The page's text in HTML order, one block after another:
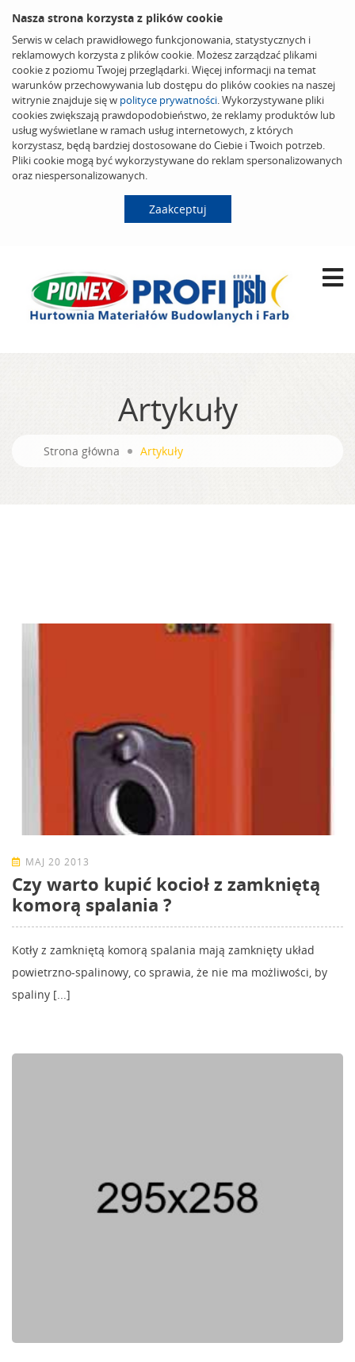
Nasza strona korzysta z plików cookie
Serwis w celach prawidłowego funkcjonowania, statystycznych i
reklamowych korzysta z plików cookie. Możesz zarządzać plikami
cookie z poziomu Twojej przeglądarki. Więcej informacji na temat
warunków przechowywania lub dostępu do plików cookies na naszej
witrynie znajduje się w polityce prywatności. Wykorzystywane pliki
cookies zwiększają prawdopodobieństwo, że reklamy produktów lub
usług wyświetlane w ramach usług internetowych, z których
korzystasz, będą bardziej dostosowane do Ciebie i Twoich potrzeb.
Pliki cookie mogą być wykorzystywane do reklam spersonalizowanych
oraz niespersonalizowanych.
Zaakceptuj
Artykuły
Strona główna Artykuły
MAJ 20 2013
Czy warto kupić kocioł z zamkniętą
komorą spalania ?
Kotły z zamkniętą komorą spalania mają zamknięty układ
powietrzno-spalinowy, co sprawia, że nie ma możliwości, by
spaliny [...]